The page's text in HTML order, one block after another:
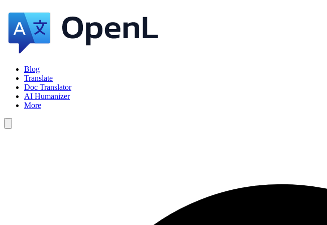
Blog
Translate
Doc Translator
AI Humanizer
More